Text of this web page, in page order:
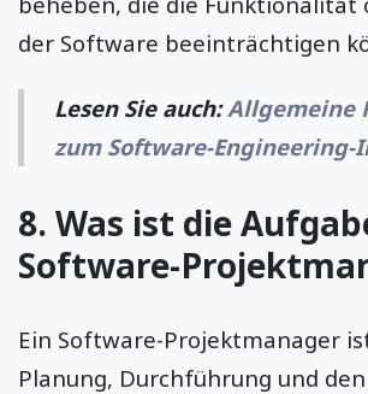
der Software beeinträchtigen
Lesen Sie auch:Allgemeine
zum Software-
8. Was ist die
Software-
Ein Software-Projektmanager
Planung, Durchführung und